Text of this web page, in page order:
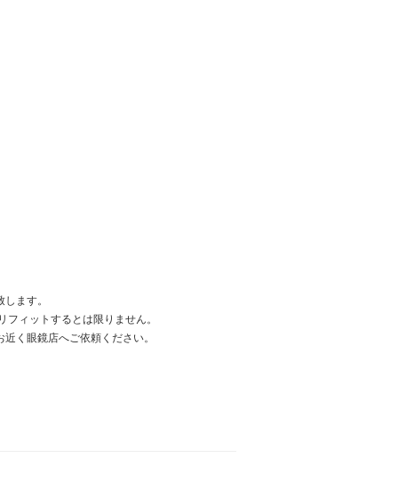
ます。
ィットするとは限りません。
く眼鏡店へご依頼ください。